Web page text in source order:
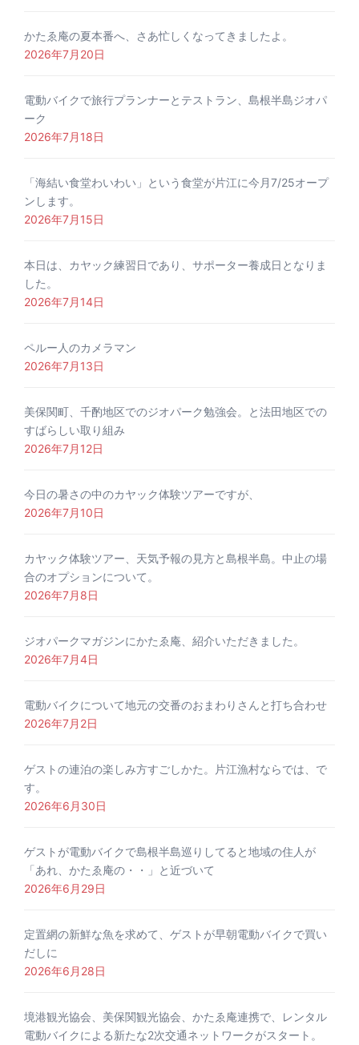
かたゑ庵の夏本番へ、さあ忙しくなってきましたよ。
2026年7月20日
電動バイクで旅行プランナーとテストラン、島根半島ジオパ
ーク
2026年7月18日
「海結い食堂わいわい」という食堂が片江に今月7/25オープ
ンします。
2026年7月15日
本日は、カヤック練習日であり、サポーター養成日となりま
した。
2026年7月14日
ペルー人のカメラマン
2026年7月13日
美保関町、千酌地区でのジオパーク勉強会。と法田地区での
すばらしい取り組み
2026年7月12日
今日の暑さの中のカヤック体験ツアーですが、
2026年7月10日
カヤック体験ツアー、天気予報の見方と島根半島。中止の場
合のオプションについて。
2026年7月8日
ジオパークマガジンにかたゑ庵、紹介いただきました。
2026年7月4日
電動バイクについて地元の交番のおまわりさんと打ち合わせ
2026年7月2日
ゲストの連泊の楽しみ方すごしかた。片江漁村ならでは、で
す。
2026年6月30日
ゲストが電動バイクで島根半島巡りしてると地域の住人が
「あれ、かたゑ庵の・・」と近づいて
2026年6月29日
定置網の新鮮な魚を求めて、ゲストが早朝電動バイクで買い
だしに
2026年6月28日
境港観光協会、美保関観光協会、かたゑ庵連携で、レンタル
電動バイクによる新たな2次交通ネットワークがスタート。